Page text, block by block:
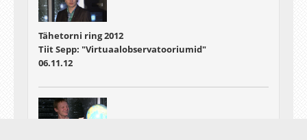
Tähetorni ring 2012
Tiit Sepp: "Virtuaalobservatooriumid"
06.11.12